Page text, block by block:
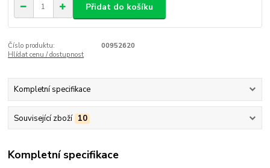
Přidat do košíku
Číslo produktu:
00952620
Hlídat cenu / dostupnost
Kompletní specifikace
Související zboží 10
Kompletní specifikace